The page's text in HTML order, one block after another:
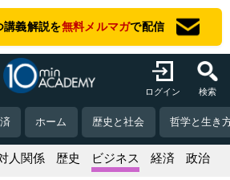
講義解説を無料メルマガで配信
ログイン 検索
ホーム 歴史と社会 哲学と生き
人関係 歴史 ビジネス 経済 政治